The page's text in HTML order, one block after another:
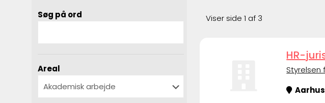
Søg på ord
Areal
Viser side 1 af 3
HR-
Styrelsen
Aarhus